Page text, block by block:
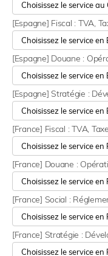
[Espagne] Fiscal : TVA,
[Espagne] Douane :
[Espagne] Stratégie :
[France] Fiscal : TVA,
[France] Douane :
[France] Social :
[France] Stratégie :